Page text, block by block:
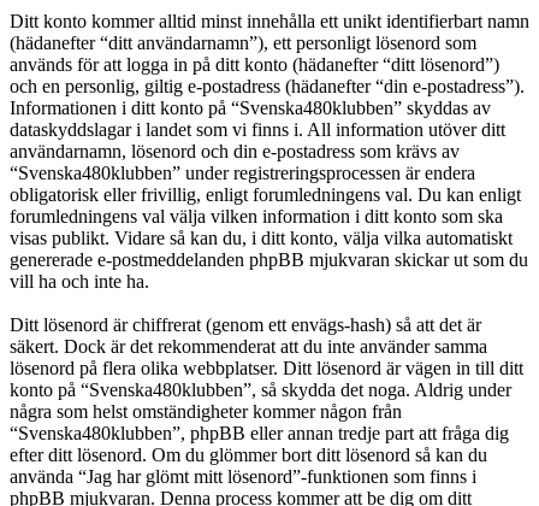
Ditt konto kommer alltid minst innehålla ett unikt identifierbart namn
(hädanefter “ditt användarnamn”), ett personligt lösenord som
används för att logga in på ditt konto (hädanefter “ditt lösenord”)
och en personlig, giltig e-postadress (hädanefter “din e-postadress”).
Informationen i ditt konto på “Svenska480klubben” skyddas av
dataskyddslagar i landet som vi finns i. All information utöver ditt
användarnamn, lösenord och din e-postadress som krävs av
“Svenska480klubben” under registreringsprocessen är endera
obligatorisk eller frivillig, enligt forumledningens val. Du kan enligt
forumledningens val välja vilken information i ditt konto som ska
visas publikt. Vidare så kan du, i ditt konto, välja vilka automatiskt
genererade e-postmeddelanden phpBB mjukvaran skickar ut som du
vill ha och inte ha.
Ditt lösenord är chiffrerat (genom ett envägs-hash) så att det är
säkert. Dock är det rekommenderat att du inte använder samma
lösenord på flera olika webbplatser. Ditt lösenord är vägen in till ditt
konto på “Svenska480klubben”, så skydda det noga. Aldrig under
några som helst omständigheter kommer någon från
“Svenska480klubben”, phpBB eller annan tredje part att fråga dig
efter ditt lösenord. Om du glömmer bort ditt lösenord så kan du
använda “Jag har glömt mitt lösenord”-funktionen som finns i
phpBB mjukvaran. Denna process kommer att be dig om ditt